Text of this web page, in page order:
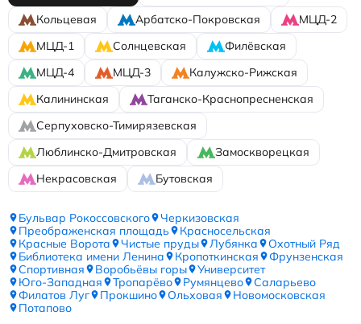
Кольцевая
Арбатско-Покровская
МЦД-2
МЦД-1
Солнцевская
Филёвская
МЦД-4
МЦД-3
Калужско-Рижская
Калининская
Таганско-Краснопресненская
Серпуховско-Тимирязевская
Люблинско-Дмитровская
Замоскворецкая
Некрасовская
Бутовская
Бульвар Рокоссовского
Черкизовская
Преображенская площадь
Красносельская
Красные Ворота
Чистые пруды Лубянка
Охотный Ряд
Библиотека имени Ленина
Кропоткинская
Фрунзенская
Спортивная
Воробьёвы горы
Университет
Юго-Западная
Тропарёво Румянцево
Саларьево
Филатов Луг
Прокшино Ольховая
Новомосковская
Потапово